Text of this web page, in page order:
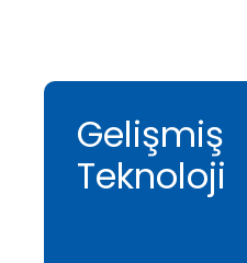
Gelişmiş
Teknoloji